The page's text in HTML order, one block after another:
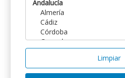
Limpiar